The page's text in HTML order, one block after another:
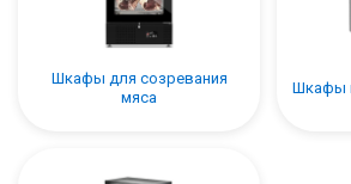
Шкафы для созревания
мяса
Шкафы